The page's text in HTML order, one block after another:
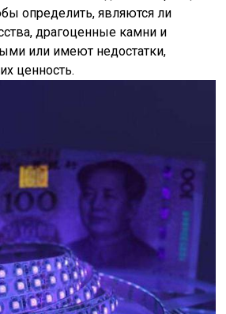
определить, являются ли
драгоценные камни и
или имеют недостатки,
ценность.